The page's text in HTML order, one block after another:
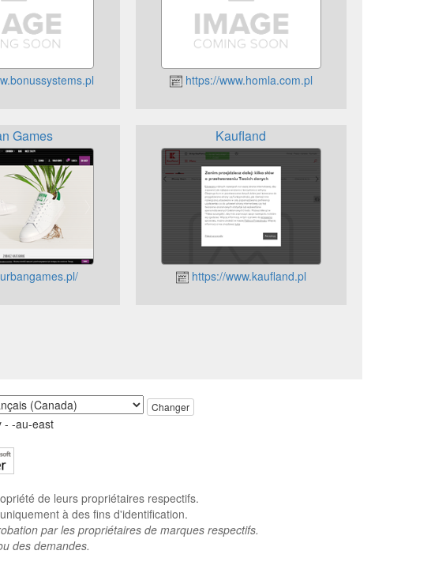
https://www.homla.com.pl
Games Kaufland
https://www.kaufland.pl
Changer
- -au-east
de leurs propriétaires respectifs.
à des fins d'identification.
par les propriétaires de marques respectifs.
des demandes.